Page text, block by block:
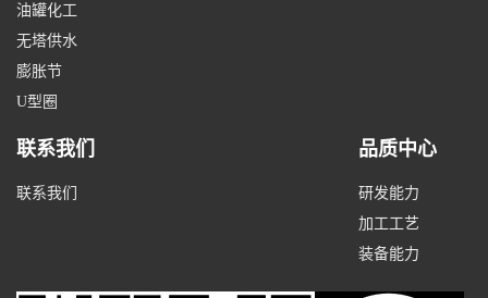
油罐化工
无塔供水
膨胀节
U型圈
联系我们
联系我们
品质中心
研发能力
加工工艺
装备能力